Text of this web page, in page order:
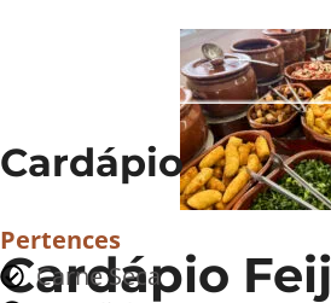
Cardápio
Cardápio
Pertences
Carne Seca